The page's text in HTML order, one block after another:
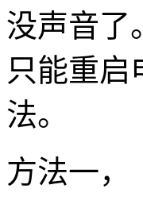
没声音了
只能重启
法。
方法一，